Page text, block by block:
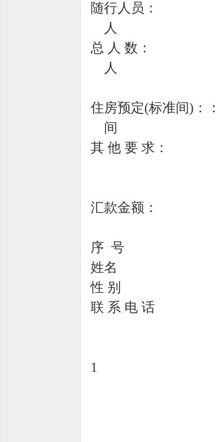
随行人员：
人
总 人 数：
人
住房预定(标准间)：：
间
其 他 要 求：
汇款金额：
序 号
姓名
性 别
联 系 电 话
1